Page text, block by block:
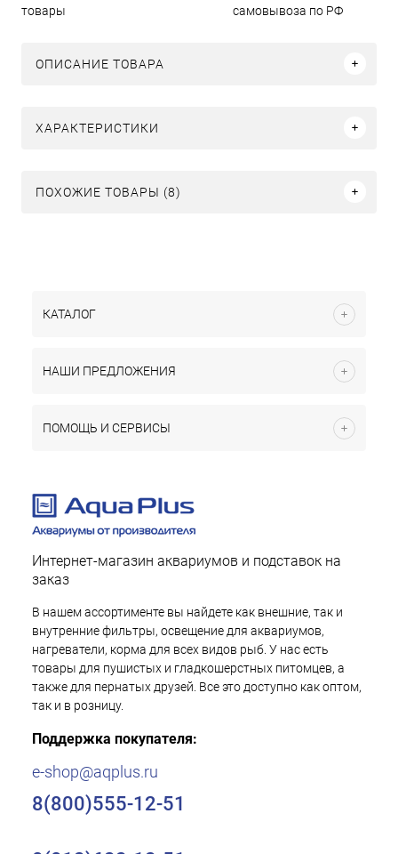
товары
самовывоза по РФ
ОПИСАНИЕ ТОВАРА
ХАРАКТЕРИСТИКИ
ПОХОЖИЕ ТОВАРЫ (8)
КАТАЛОГ
НАШИ ПРЕДЛОЖЕНИЯ
ПОМОЩЬ И СЕРВИСЫ
Интернет-магазин аквариумов и подставок на
заказ
В нашем ассортименте вы найдете как внешние, так и
внутренние фильтры, освещение для аквариумов,
нагреватели, корма для всех видов рыб. У нас есть
товары для пушистых и гладкошерстных питомцев, а
также для пернатых друзей. Все это доступно как оптом,
так и в розницу.
Поддержка покупателя:
e-shop@aqplus.ru
8(800)555-12-51